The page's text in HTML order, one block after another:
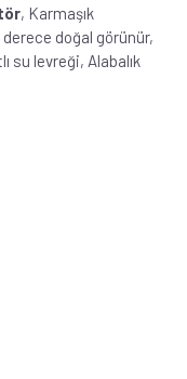
, Karmaşık
doğal görünür,
su levreği, Alabalık